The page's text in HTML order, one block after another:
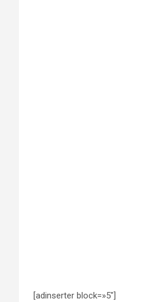
[adinserter block=»5″]